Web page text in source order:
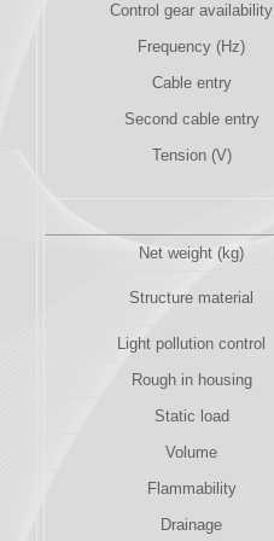
Control gear availability
Frequency (Hz)
Cable entry
Second cable entry
Tension (V)
Net weight (kg)
Structure material
Light pollution control
Rough in housing
Static load
Volume
Flammability
Drainage